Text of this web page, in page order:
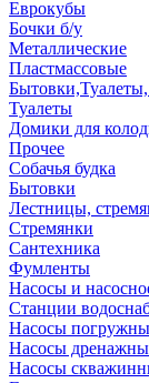
Еврокубы
Бочки б/у
Металлические
Пластмассовые
Туалеты
Домики для
Прочее
Собачья будка
Бытовки
Лестницы,
Стремянки
Сантехника
Фумленты
Насосы и
Станции
Насосы
Насосы
Насосы